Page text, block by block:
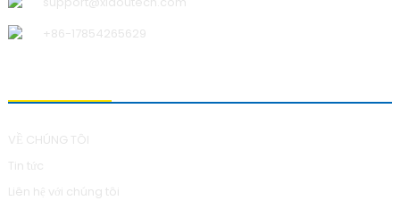
+86-17854265629
VỀ CHÚNG TÔI
Tin tức
Liên hệ với chúng tôi